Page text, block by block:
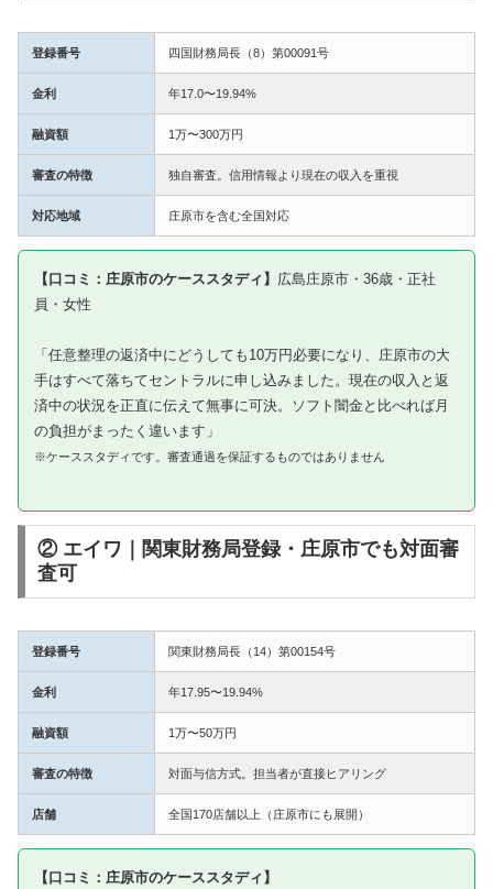
登録番号 四国財務局長（8）第00091号
金利 年17.0〜19.94%
融資額 1万〜300万円
審査の特徴 独自審査。信用情報より現在の収入を重視
対応地域 庄原市を含む全国対応
【口コミ：庄原市のケーススタディ】 広島庄原市・36歳・正社
員・女性
「任意整理の返済中にどうしても10万円必要になり、庄原市の大
手はすべて落ちてセントラルに申し込みました。現在の収入と返
済中の状況を正直に伝えて無事に可決。ソフト闇金と比べれば月
の負担がまったく違います」
※ケーススタディです。審査通過を保証するものではありません
② エイワ｜関東財務局登録・庄原市でも対面審
査可
登録番号 関東財務局長（14）第00154号
金利 年17.95〜19.94%
融資額 1万〜50万円
審査の特徴 対面与信方式。担当者が直接ヒアリング
店舗 全国170店舗以上（庄原市にも展開）
【口コミ：庄原市のケーススタディ】